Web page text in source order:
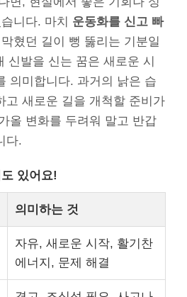
니다. 마치 운동화를 신고 빠
혔던 길이 뻥 뚫리는 기분일
신발을 신는 꿈은 새로운 시
의미합니다. 과거의 낡은 습
고 새로운 길을 개척할 준비가
올 변화를 두려워 말고 반갑
다.
있어요!
의미하는 것
자유, 새로운 시작, 활기찬
에너지, 문제 해결